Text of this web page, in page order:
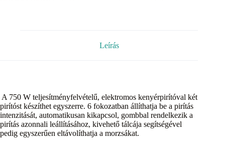
Leírás
A 750 W teljesítményfelvételű, elektromos kenyérpirítóval két
pirítóst készíthet egyszerre. 6 fokozatban állíthatja be a pirítás
intenzitását, automatikusan kikapcsol, gombbal rendelkezik a
pirítás azonnali leállításához, kivehető tálcája segítségével
pedig egyszerűen eltávolíthatja a morzsákat.